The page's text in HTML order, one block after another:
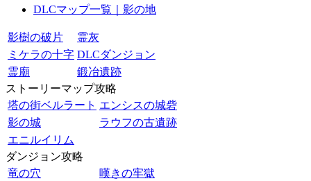
DLCマップ一覧｜影の地
影樹の破片
霊灰
ミケラの十字 DLCダンジョン
霊廟
鍛冶遺跡
ストーリーマップ攻略
塔の街ベルラート エンシスの城砦
影の城
ラウフの古遺跡
エニルイリム
ダンジョン攻略
竜の穴
嘆きの牢獄